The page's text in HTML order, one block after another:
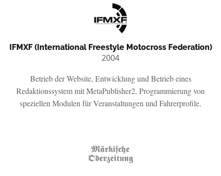
IFMXF (International Freestyle Motocross Federation)
2004
Betrieb der Website, Entwicklung und Betrieb eines
Redaktionssystem mit MetaPublisher2, Programmierung von
speziellen Modulen für Veranstaltungen und Fahrerprofile.